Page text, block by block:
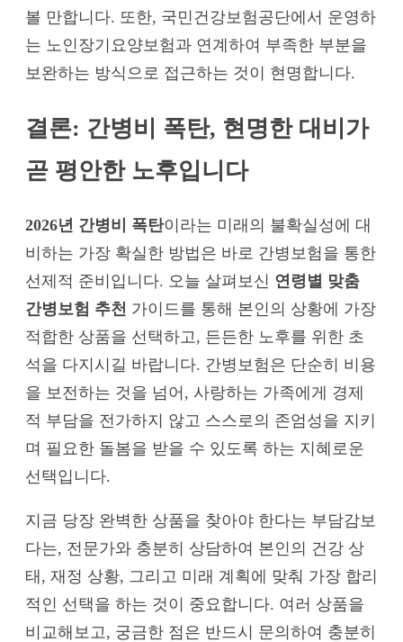
볼 만합니다. 또한, 국민건강보험공단에서 운영하
는 노인장기요양보험과 연계하여 부족한 부분을
보완하는 방식으로 접근하는 것이 현명합니다.
결론: 간병비 폭탄, 현명한 대비가
곧 평안한 노후입니다
2026년 간병비 폭탄이라는 미래의 불확실성에 대
비하는 가장 확실한 방법은 바로 간병보험을 통한
선제적 준비입니다. 오늘 살펴보신 연령별 맞춤
간병보험 추천 가이드를 통해 본인의 상황에 가장
적합한 상품을 선택하고, 든든한 노후를 위한 초
석을 다지시길 바랍니다. 간병보험은 단순히 비용
을 보전하는 것을 넘어, 사랑하는 가족에게 경제
적 부담을 전가하지 않고 스스로의 존엄성을 지키
며 필요한 돌봄을 받을 수 있도록 하는 지혜로운
선택입니다.
지금 당장 완벽한 상품을 찾아야 한다는 부담감보
다는, 전문가와 충분히 상담하여 본인의 건강 상
태, 재정 상황, 그리고 미래 계획에 맞춰 가장 합리
적인 선택을 하는 것이 중요합니다. 여러 상품을
비교해보고, 궁금한 점은 반드시 문의하여 충분히